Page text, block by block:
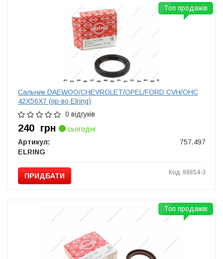
Сальник DAEWOO/CHEVROLET/OPEL/FORD CVH/OHC
42X56X7 (пр-во Elring)
0 відгуків
240 грн
сьогодні
Артикул:
757.497
ELRING
ПРИДБАТИ Код: 88854-3
Топ продажів
Топ продажів